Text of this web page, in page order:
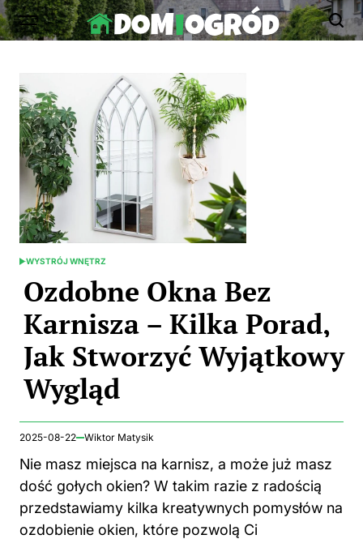
Skip
to
Ogród.edu.pl
POSTED
WYSTRÓJ WNĘTRZ
Ozdobne Okna Bez
Karnisza – Kilka Porad,
Jak Stworzyć Wyjątkowy
Wygląd
2025-08-22 Wiktor Matysik
Nie masz miejsca na karnisz, a może już masz
dość gołych okien? W takim razie z radością
przedstawiamy kilka kreatywnych pomysłów na
ozdobienie okien, które pozwolą Ci